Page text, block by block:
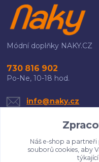
Módní doplňky NAKY.CZ
730 816 902
Po-Ne, 10-18 hod.
info@naky.cz
Náš e-shop a
souborů cookies, aby
týkající